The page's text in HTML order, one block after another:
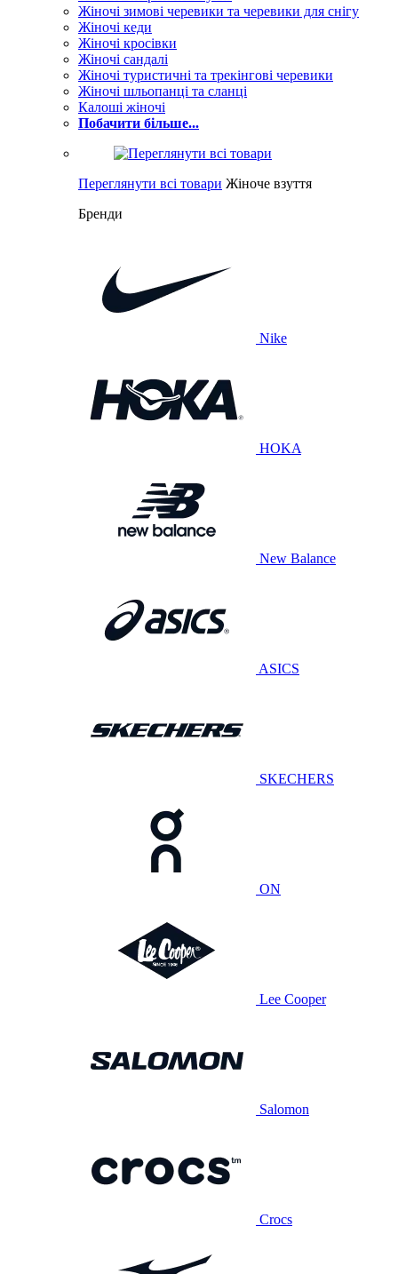
Жіночі зимові черевики та черевики для снігу
Жіночі кеди
Жіночі кросівки
Жіночі сандалі
Жіночі туристичні та трекінгові черевики
Жіночі шльопанці та сланці
Калоші жіночі
Побачити більше...
Переглянути всі товари Жіноче взуття
Бренди
Nike
HOKA
New Balance
ASICS
SKECHERS
ON
Lee Cooper
Salomon
Crocs